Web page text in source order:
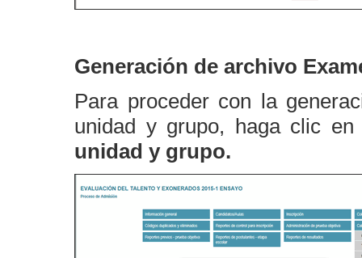
Generación de archivo
Para proceder con la
unidad y grupo, haga clic
unidad y grupo.